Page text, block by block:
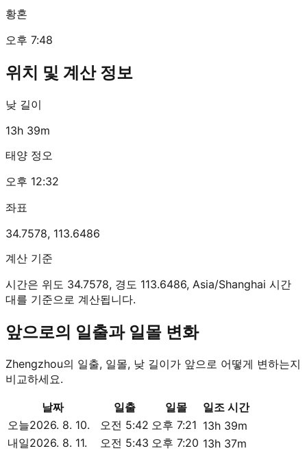
황혼
오후 7:48
위치 및 계산 정보
낮 길이
13h 39m
태양 정오
오후 12:32
좌표
34.7578, 113.6486
계산 기준
시간은 위도 34.7578, 경도 113.6486, Asia/Shanghai 시간
대를 기준으로 계산됩니다.
앞으로의 일출과 일몰 변화
Zhengzhou의 일출, 일몰, 낮 길이가 앞으로 어떻게 변하는지
비교하세요.
날짜 일출 일몰
일조 시간
오늘2026. 8. 10. 오전 5:42 오후 7:21 13h 39m
내일2026. 8. 11. 오전 5:43 오후 7:20 13h 37m